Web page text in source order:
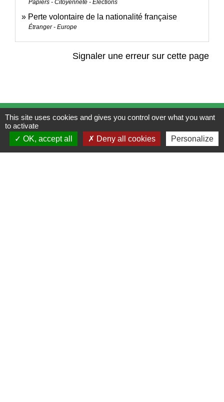
Papiers - Citoyenneté - Élections
Perte volontaire de la nationalité française
Étranger - Europe
Signaler une erreur sur cette page
Contacts
Mairie de Brains
This site uses cookies and gives you control over what you want
to activate
OK, accept all
Deny all cookies Personalize